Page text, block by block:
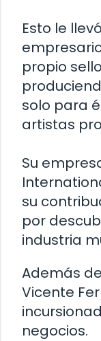
Esto le
propio
solo para
artistas
Su
su
por
industria
Además
Vicente
negocios.